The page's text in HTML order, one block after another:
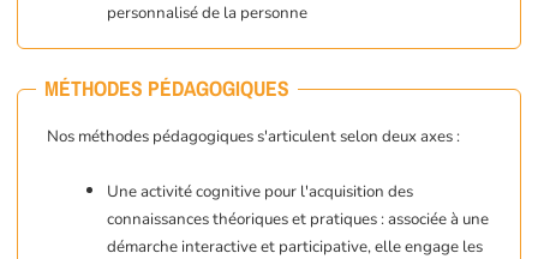
personnalisé de la personne
MÉTHODES PÉDAGOGIQUES
Nos méthodes pédagogiques s'articulent selon deux axes :
Une activité cognitive pour l'acquisition des
connaissances théoriques et pratiques : associée à une
démarche interactive et participative, elle engage les